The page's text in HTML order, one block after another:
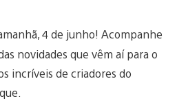
4 de junho! Acompanhe
novidades que vêm aí para o
incríveis de criadores do